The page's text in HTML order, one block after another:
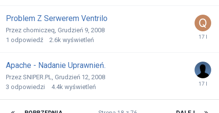
Problem Z Serwerem Ventrilo
Przez chomiczeq Grudzień 9, 2008
1 odpowiedź 2.6k wyświetleń
Apache - Nadanie Uprawnień.
Przez SNIPER.PL
Grudzień 12, 2008
3 odpowiedzi 4.4k wyświetleń